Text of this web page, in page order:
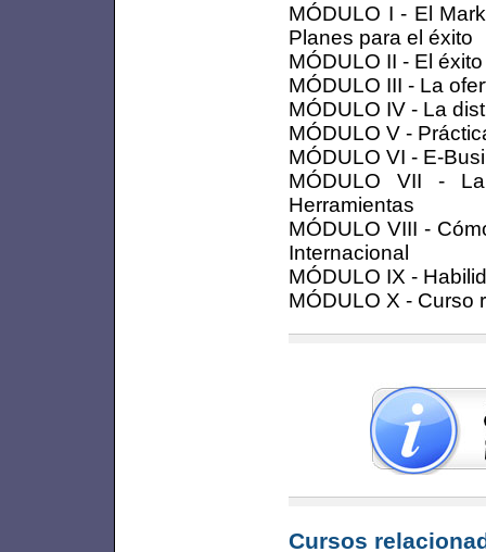
MÓDULO I - El
Planes para el éxito
MÓDULO II - El
MÓDULO III - La
MÓDULO IV - La
MÓDULO V -
MÓDULO VI - E-
MÓDULO VII -
Herramientas
MÓDULO VIII -
Internacional
MÓDULO IX -
MÓDULO X - Curso
Cursos